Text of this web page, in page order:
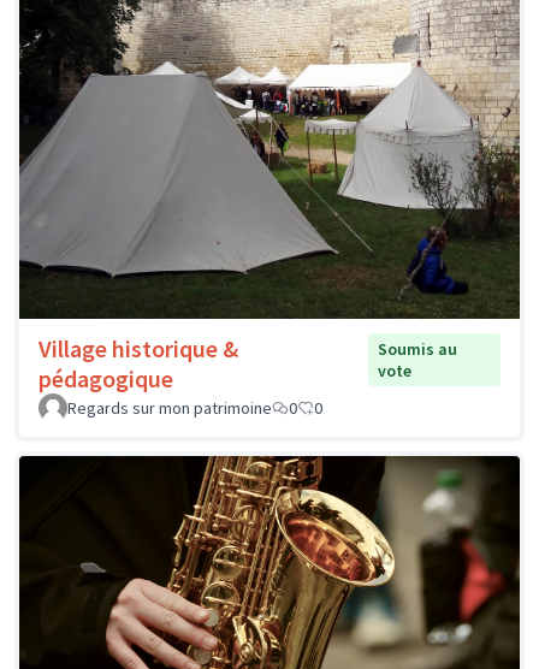
Village historique &
pédagogique
Soumis au
vote
Regards sur mon patrimoine
0 0